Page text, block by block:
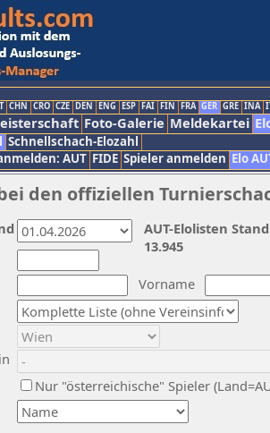
CHN CRO CZE DEN ENG ESP FAI FIN FRA GER GRE INA
Foto-Galerie Meldekartei
Schnellschach-Elozahl
AUT FIDE Spieler anmelden Elo
den offiziellen
Vorname
Nur "österreichische" Spieler
AUT-Elolisten
13.945